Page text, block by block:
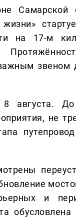
Самарской
на 17-м
8 августа.
не
и